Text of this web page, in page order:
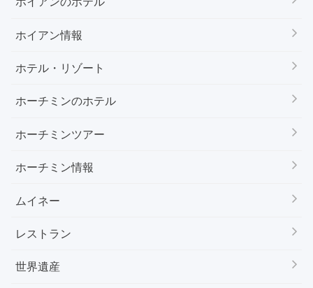
ホイアン情報
ホテル・リゾート
ホーチミンのホテル
ホーチミンツアー
ホーチミン情報
ムイネー
レストラン
世界遺産